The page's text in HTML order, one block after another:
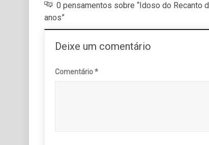
0 pensamentos sobre “Idoso do Recanto
anos”
Deixe um comentário
Comentário*